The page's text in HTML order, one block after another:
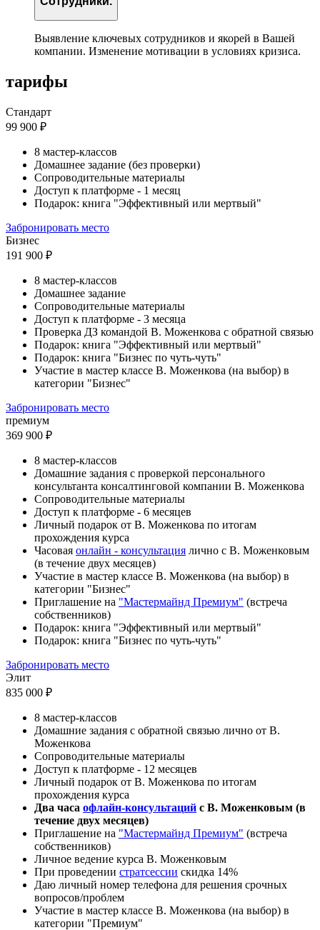
Выявление ключевых сотрудников и якорей в Вашей
компании. Изменение мотивации в условиях кризиса.
тарифы
Стандарт
99 900 ₽
8 мастер-классов
Домашнее задание (без проверки)
Сопроводительные материалы
Доступ к платформе - 1 месяц
Подарок: книга "Эффективный или мертвый"
Забронировать место
Бизнес
191 900 ₽
8 мастер-классов
Домашнее задание
Сопроводительные материалы
Доступ к платформе - 3 месяца
Проверка ДЗ командой В. Моженкова с обратной связью
Подарок: книга "Эффективный или мертвый"
Подарок: книга "Бизнес по чуть-чуть"
Участие в мастер классе В. Моженкова (на выбор) в
категории "Бизнес"
Забронировать место
премиум
369 900 ₽
8 мастер-классов
Домашние задания с проверкой персонального
консультанта консалтинговой компании В. Моженкова
Сопроводительные материалы
Доступ к платформе - 6 месяцев
Личный подарок от В. Моженкова по итогам
прохождения курса
Часовая онлайн - консультация лично с В. Моженковым
(в течение двух месяцев)
Участие в мастер классе В. Моженкова (на выбор) в
категории "Бизнес"
Приглашение на "Мастермайнд Премиум" (встреча
собственников)
Подарок: книга "Эффективный или мертвый"
Подарок: книга "Бизнес по чуть-чуть"
Забронировать место
Элит
835 000 ₽
8 мастер-классов
Домашние задания с обратной связью лично от В.
Моженкова
Сопроводительные материалы
Доступ к платформе - 12 месяцев
Личный подарок от В. Моженкова по итогам
прохождения курса
Два часа офлайн-консультаций с В. Моженковым (в
течение двух месяцев)
Приглашение на "Мастермайнд Премиум" (встреча
собственников)
Личное ведение курса В. Моженковым
При проведении стратсессии скидка 14%
Даю личный номер телефона для решения срочных
вопросов/проблем
Участие в мастер классе В. Моженкова (на выбор) в
категории "Премиум"